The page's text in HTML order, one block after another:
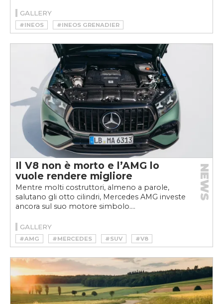
GALLERY
#INEOS #INEOS GRENADIER
Il V8 non è morto e l’AMG lo
vuole rendere migliore
Mentre molti costruttori, almeno a parole,
salutano gli otto cilindri, Mercedes AMG investe
ancora sul suo motore simbolo....
NEWS
GALLERY
#AMG #MERCEDES #SUV #V8